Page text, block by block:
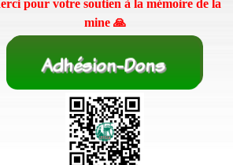
pour votre soutien à la mémoire de la
mine 🙏